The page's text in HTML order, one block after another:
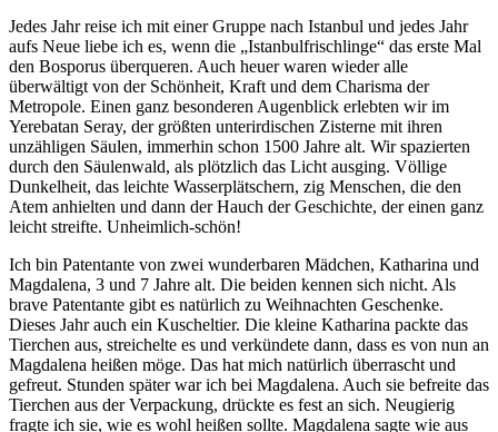
Jedes Jahr reise ich mit einer Gruppe nach Istanbul und jedes Jahr
aufs Neue liebe ich es, wenn die „Istanbulfrischlinge“ das erste Mal
den Bosporus überqueren. Auch heuer waren wieder alle
überwältigt von der Schönheit, Kraft und dem Charisma der
Metropole. Einen ganz besonderen Augenblick erlebten wir im
Yerebatan Seray, der größten unterirdischen Zisterne mit ihren
unzähligen Säulen, immerhin schon 1500 Jahre alt. Wir spazierten
durch den Säulenwald, als plötzlich das Licht ausging. Völlige
Dunkelheit, das leichte Wasserplätschern, zig Menschen, die den
Atem anhielten und dann der Hauch der Geschichte, der einen ganz
leicht streifte. Unheimlich-schön!
Ich bin Patentante von zwei wunderbaren Mädchen, Katharina und
Magdalena, 3 und 7 Jahre alt. Die beiden kennen sich nicht. Als
brave Patentante gibt es natürlich zu Weihnachten Geschenke.
Dieses Jahr auch ein Kuscheltier. Die kleine Katharina packte das
Tierchen aus, streichelte es und verkündete dann, dass es von nun an
Magdalena heißen möge. Das hat mich natürlich überrascht und
gefreut. Stunden später war ich bei Magdalena. Auch sie befreite das
Tierchen aus der Verpackung, drückte es fest an sich. Neugierig
fragte ich sie, wie es wohl heißen sollte. Magdalena sagte wie aus